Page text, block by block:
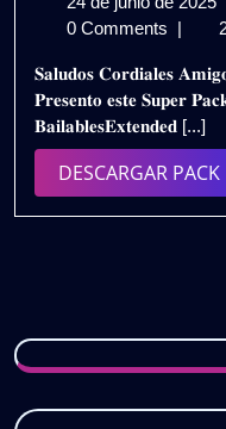
0 Comments
𝐒𝐚𝐥𝐮𝐝𝐨𝐬 𝐂𝐨𝐫𝐝𝐢𝐚𝐥𝐞𝐬
𝐏𝐫𝐞𝐬𝐞𝐧𝐭𝐨 𝐞𝐬𝐭𝐞 𝐒𝐮𝐩𝐞𝐫
𝐁𝐚𝐢𝐥𝐚𝐛𝐥𝐞𝐬𝐄𝐱𝐭𝐞𝐧𝐝𝐞𝐝 [...]
DESCARGAR PACK